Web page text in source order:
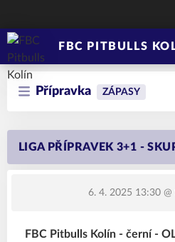
FBC PITBULLS
Přípravka ZÁPASY
LIGA PŘÍPRAVEK 3+1 -
6. 4. 2025 13:30@
FBC Pitbulls Kolín - černí -